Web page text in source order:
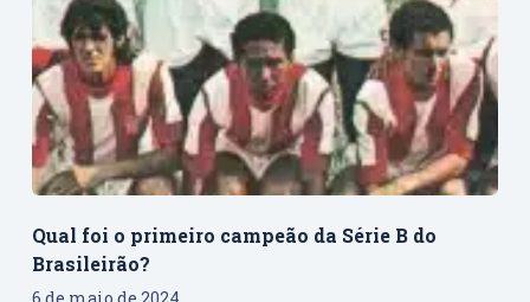
Qual foi o primeiro campeão da Série B do
Brasileirão?